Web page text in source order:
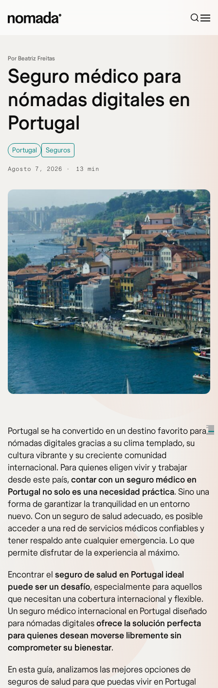
Por Beatriz Freitas
Seguro médico para
nómadas digitales en
Portugal
Portugal Seguros
Agosto 7, 2026 13 min
Portugal se ha convertido en un destino favorito para
nómadas digitales gracias a su clima templado, su
cultura vibrante y su creciente comunidad
internacional. Para quienes eligen vivir y trabajar
desde este país,contar con un seguro médico en
Portugal no solo es una necesidad práctica. Sino una
forma de garantizar la tranquilidad en un entorno
nuevo. Con un seguro de salud adecuado, es posible
acceder a una red de servicios médicos confiables y
tener respaldo ante cualquier emergencia. Lo que
permite disfrutar de la experiencia al máximo.
Encontrar el seguro de salud en Portugal ideal
puede ser un desafío, especialmente para aquellos
que necesitan una cobertura internacional y flexible.
Un seguro médico internacional en Portugal diseñado
para nómadas digitalesofrece la solución perfecta
para quienes desean moverse libremente sin
comprometer su bienestar.
En esta guía, analizamos las mejores opciones de
seguros de salud para que puedas vivir en Portugal